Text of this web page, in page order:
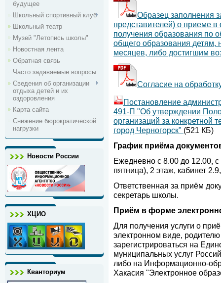
будущее
Школьный спортивный клуб
Школьный театр
Музей "Летопись школы"
Новостная лента
Обратная связь
Часто задаваемые вопросы
Сведения об организации
отдыха детей и их
оздоровления
Карта сайта
Снижение бюрократической
нагрузки
Новости России
ХЦИО
Кванториум
Образец заполнения
представителей) о приеме
получения образования по
общего образования детям,
месяцев, либо достигшим
Согласие на
Постановление
491-П "Об утверждении
организаций за конкретной
город Черногорск" (521 КБ)
График приёма
Ежедневно с 8.00 до 12.00,
пятница), 2 этаж, кабинет
Ответственная за приём
секретарь школы.
Приём в форме
Для получения услуги о
электронном виде,
зарегистрироваться на
муниципальных услуг
либо на Информационно-
Хакасия "Электронное